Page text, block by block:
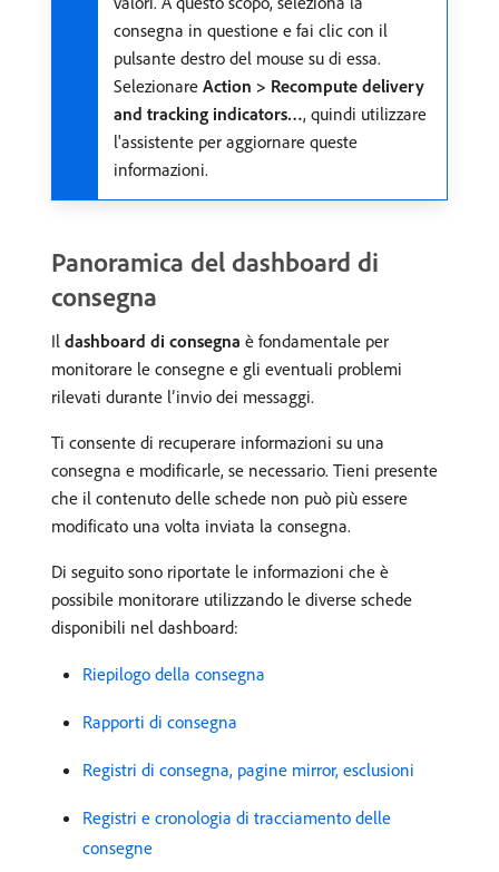
consegna in questione e fai clic con il
pulsante destro del mouse su di essa.
Selezionare Action > Recompute delivery
and tracking indicators…, quindi utilizzare
l'assistente per aggiornare queste
informazioni.
Panoramica del dashboard di
consegna
Il dashboard di consegna è fondamentale per
monitorare le consegne e gli eventuali problemi
rilevati durante l’invio dei messaggi.
Ti consente di recuperare informazioni su una
consegna e modificarle, se necessario. Tieni presente
che il contenuto delle schede non può più essere
modificato una volta inviata la consegna.
Di seguito sono riportate le informazioni che è
possibile monitorare utilizzando le diverse schede
disponibili nel dashboard:
Riepilogo della consegna
Rapporti di consegna
Registri di consegna, pagine mirror, esclusioni
Registri e cronologia di tracciamento delle
consegne